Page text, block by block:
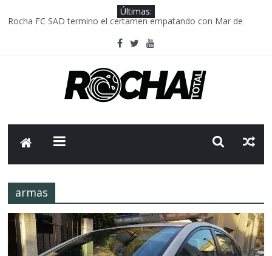
Últimas:
Rocha FC SAD termino el certamen empatando con Mar de
Delegación parlamentaria uruguaya llega a Israel; el Frente
Caso Charles Carrera: la causa que sobrevivió al paso del tiempo
Criminalidad en Uruguay: menos delitos,los homicidios son lo
armas